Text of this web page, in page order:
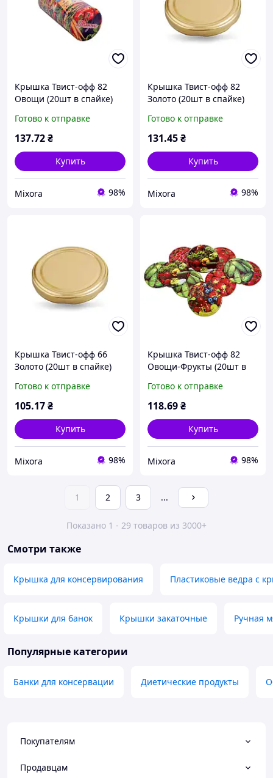
Крышка Твист-офф 82
Овощи (20шт в спайке)
ПАННОЧКА
Готово к отправке
137.72₴
Купить
Mixora 98%
Крышка Твист-офф 82
Золото (20шт в спайке)
ПАННОЧКА
Готово к отправке
131.45₴
Купить
Mixora 98%
Крышка Твист-офф 66
Золото (20шт в спайке)
ПАННОЧКА
Готово к отправке
105.17₴
Купить
Mixora 98%
Крышка Твист-офф 82
Овощи-Фрукты (20шт в
ТАЛАМУС
Готово к отправке
118.69₴
Купить
Mixora 98%
1 2 3 ...
Показано 1 - 29 товаров из 3000+
Смотри также
Крышка для консервирования Пластиковые ведра с
Крышки для банок Крышки закаточные Ручная
Популярные категории
Банки для консервации Диетические продукты
Покупателям
Продавцам